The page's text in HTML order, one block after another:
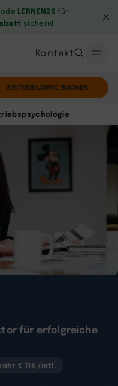
LERNEN26 für
sichern!
Kontakt
WEITERBILDUNG BUCHEN
für erfolgreiche
€ 116 /mtl.